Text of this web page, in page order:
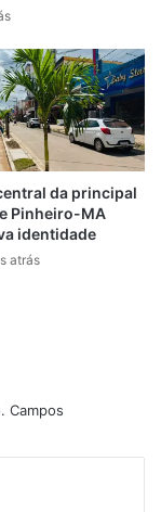
da principal
Pinheiro-MA
identidade
atrás
Campos